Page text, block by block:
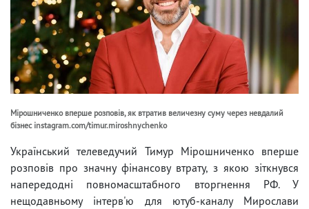
Мірошниченко вперше розповів, як втратив величезну суму через невдалий
бізнес instagram.com/timur.miroshnychenko
Український телеведучий Тимур Мірошниченко вперше
розповів про значну фінансову втрату, з якою зіткнувся
напередодні повномасштабного вторгнення РФ. У
нещодавньому інтерв'ю для ютуб-каналу Мирослави